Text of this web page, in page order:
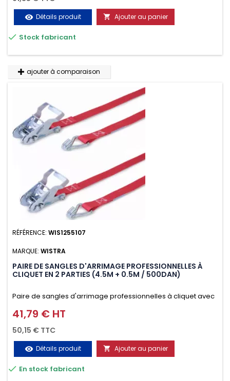
visibility Détails produit  Ajouter au panier
 Stock fabricant
ajouter à comparaison
RÉFÉRENCE: WIS1255107
MARQUE: WISTRA
PAIRE DE SANGLES D'ARRIMAGE PROFESSIONNELLES À
CLIQUET EN 2 PARTIES (4.5M + 0.5M / 500DAN)
Paire de sangles d'arrimage professionnelles à cliquet avec
crochet en 2 parties (4.5M + 0.5M / 500daN), simple et rapide
d'utilisation. Permet d'arrimer et de sécuriser vos
chargements pendant le transport. Matière polyester très
résistante aux UV et aux variations de températures,
n'absorbe pas l'eau.
Prix
41,79 € HT
50,15 € TTC
visibility Détails produit  Ajouter au panier
 En stock fabricant